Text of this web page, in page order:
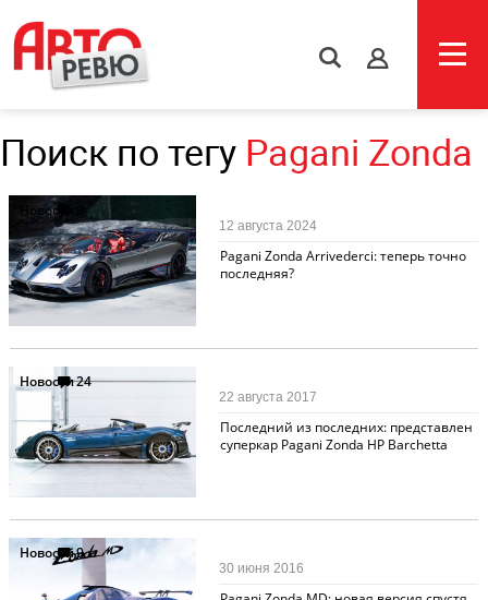
s
Поиск по тегу Pagani Zonda
Новости
Pagani Zonda Arrivederci: теперь точно
последняя?
12 августа 2024
Новости24
Последний из последних: представлен
суперкар Pagani Zonda HP Barchetta
22 августа 2017
Новости9
30 июня 2016